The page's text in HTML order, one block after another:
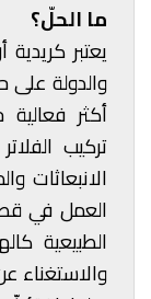
ما الحلّ؟
يعتبر
والدولة على
أكثر
تركيب
الانبعاثات
العمل في
الطبيعية
والاستغناء